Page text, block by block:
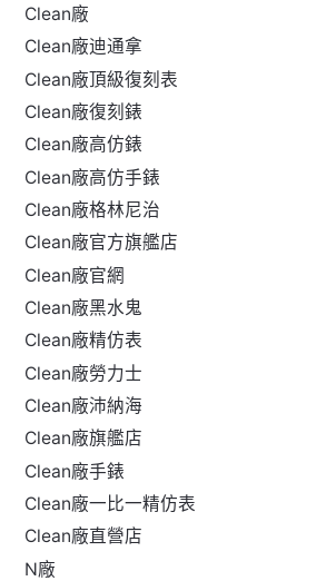
Clean廠
Clean廠迪通拿
Clean廠頂級復刻表
Clean廠復刻錶
Clean廠高仿錶
Clean廠高仿手錶
Clean廠格林尼治
Clean廠官方旗艦店
Clean廠官網
Clean廠黑水鬼
Clean廠精仿表
Clean廠勞力士
Clean廠沛納海
Clean廠旗艦店
Clean廠手錶
Clean廠一比一精仿表
Clean廠直營店
N廠